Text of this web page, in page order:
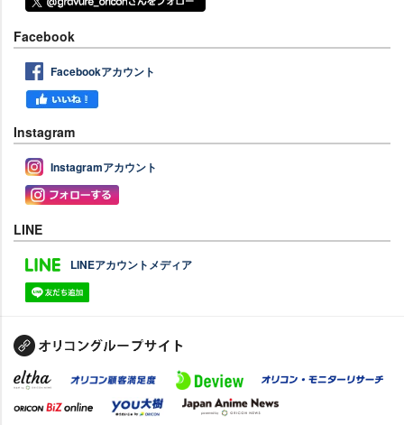
Facebook
Facebookアカウント
Instagram
Instagramアカウント
LINE
LINEアカウントメディア